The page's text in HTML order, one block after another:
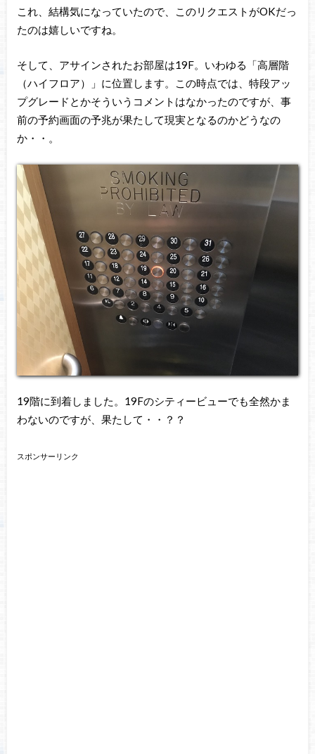
これ、結構気になっていたので、このリクエストがOKだっ
たのは嬉しいですね。
そして、アサインされたお部屋は19F。いわゆる「高層階
（ハイフロア）」に位置します。この時点では、特段アッ
プグレードとかそういうコメントはなかったのですが、事
前の予約画面の予兆が果たして現実となるのかどうなの
か・・。
19階に到着しました。19Fのシティービューでも全然かま
わないのですが、果たして・・？？
スポンサーリンク